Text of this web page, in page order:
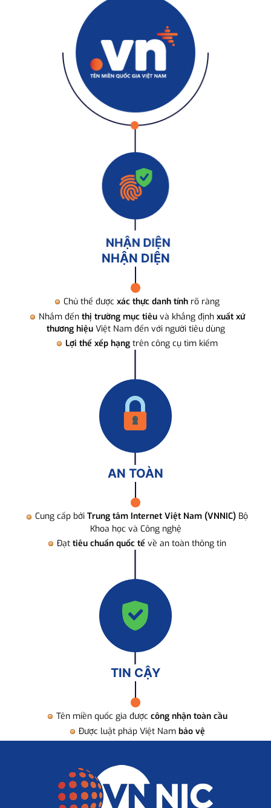
NHẬN DIỆN
Chủ thể được xác thực danh tính rõ ràng
Nhắm đến thị trường mục tiêuvà khẳng định xuất xứ
thương hiệuViệt Nam đến với người tiêu dùng
Lợi thế xếp hạng trên công cụ tìm kiếm
AN TOÀN
Cung cấp bởi Trung tâm Internet Việt Nam (VNNIC) Bộ
Khoa học và Công nghệ
Đạt tiêu chuẩn quốc tế về an toàn thông tin
TIN CẬY
Tên miền quốc gia được công nhận toàn cầu
Được luật pháp Việt Nam bảo vệ